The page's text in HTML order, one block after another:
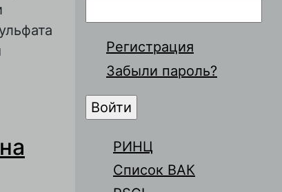
Регистрация
Забыли пароль?
РИНЦ
Список ВАК